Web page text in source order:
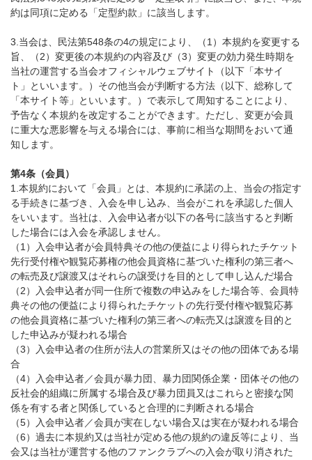
約は同項に定める「定型約款」に該当します。
3.当会は、民法第548条の4の規定により、（1）本規約を変更する
旨、（2）変更後の本規約の内容及び（3）変更の効力発生時期を
当社の運営する当会オフィシャルウェブサイト（以下「本サイ
ト」といいます。）その他当会が判断する方法（以下、総称して
「本サイト等」といいます。）で表示して周知することにより、
予告なく本規約を改定することができます。ただし、変更が会員
に重大な悪影響を与える場合には、事前に相当な期間をおいて通
知します。
第4条（会員）
1.本規約において「会員」とは、本規約に承諾の上、当会の指定す
る手続きに基づき、入会を申し込み、当会がこれを承認した個人
をいいます。当社は、入会申込者が以下の各号に該当すると判断
した場合には入会を承認しません。
（1）入会申込者が会員特典その他の便益により得られたチケット
先行受付権や観覧応募権の他会員資格に基づいた権利の第三者へ
の転売及び譲渡又はそれらの譲受けを目的として申し込んだ場合
（2）入会申込者が同一住所で複数の申込みをした場合等、会員特
典その他の便益により得られたチケットの先行受付権や観覧応募
の他会員資格に基づいた権利の第三者への転売又は譲渡を目的と
した申込みが疑われる場合
（3）入会申込者の住所が法人の営業所又はその他の団体である場
合
（4）入会申込者／会員が暴力団、暴力団関係企業・団体その他の
反社会的組織に所属する場合及び暴力団員又はこれらと密接な関
係を有する者と関係していると合理的に判断される場合
（5）入会申込者／会員が実在しない場合又は実在が疑われる場合
（6）過去に本規約又は当社が定める他の規約の違反等により、当
会又は当社が運営する他のファンクラブへの入会が取り消された